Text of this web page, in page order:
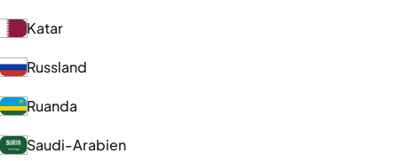
Katar
Russland
Ruanda
Saudi-Arabien